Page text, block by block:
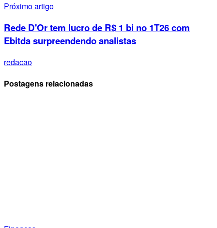
Próximo artigo
Rede D'Or tem lucro de R$ 1 bi no 1T26 com
Ebitda surpreendendo analistas
redacao
Postagens relacionadas